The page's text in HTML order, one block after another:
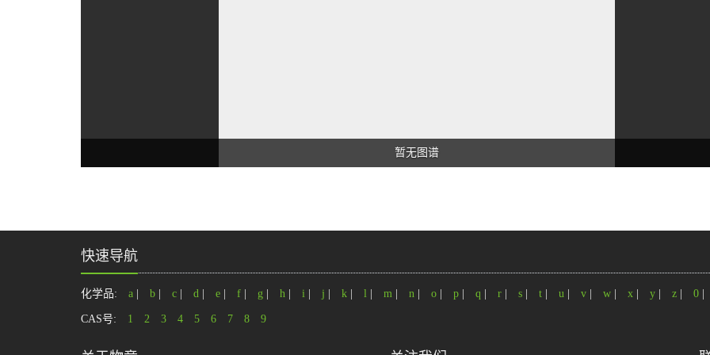
暂无图谱
快速导航
化学品: a b c d e f g h i j k l m n o p q r s t u v w x y z 0
CAS号: 1 2 3 4 5 6 7 8 9